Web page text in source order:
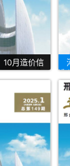
月造价信
造